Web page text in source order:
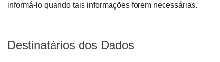
informá-lo quando tais informações forem necessárias.
Destinatários dos Dados